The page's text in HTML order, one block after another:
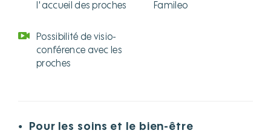
l'accueil des proches
Famileo
Possibilité de visio-
conférence avec les
proches
● Pour les soins et le bien-être